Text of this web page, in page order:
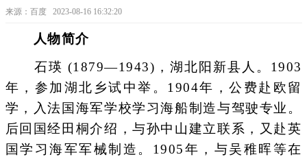
来源：百度 2023-08-16 16:32:20
人物简介
石瑛 (1879—1943)，湖北阳新县人。1903
年，参加湖北乡试中举。1904年，公费赴欧留
学，入法国海军学校学习海船制造与驾驶专业。
后回国经田桐介绍，与孙中山建立联系，又赴英
国学习海军军械制造。1905年，与吴稚晖等在